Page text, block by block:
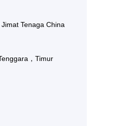
Tenaga China
，Timur